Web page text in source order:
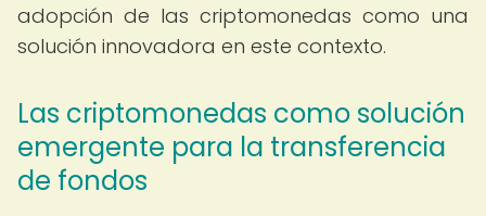
adopción de las criptomonedas como una
solución innovadora en este contexto.
Las criptomonedas como solución
emergente para la transferencia
de fondos